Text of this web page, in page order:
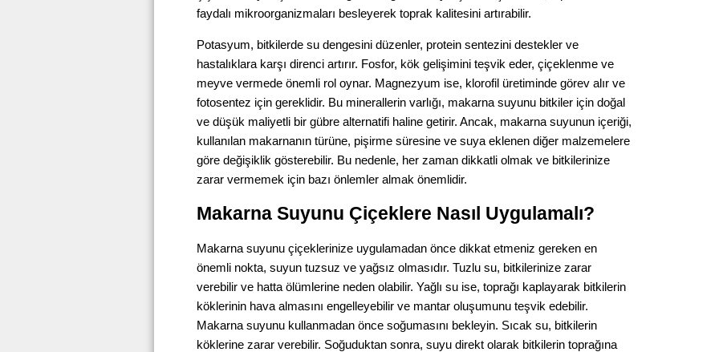
faydalı mikroorganizmaları besleyerek toprak kalitesini artırabilir.
Potasyum, bitkilerde su dengesini düzenler, protein sentezini destekler ve
hastalıklara karşı direnci artırır. Fosfor, kök gelişimini teşvik eder, çiçeklenme ve
meyve vermede önemli rol oynar. Magnezyum ise, klorofil üretiminde görev alır ve
fotosentez için gereklidir. Bu minerallerin varlığı, makarna suyunu bitkiler için doğal
ve düşük maliyetli bir gübre alternatifi haline getirir. Ancak, makarna suyunun içeriği,
kullanılan makarnanın türüne, pişirme süresine ve suya eklenen diğer malzemelere
göre değişiklik gösterebilir. Bu nedenle, her zaman dikkatli olmak ve bitkilerinize
zarar vermemek için bazı önlemler almak önemlidir.
Makarna Suyunu Çiçeklere Nasıl Uygulamalı?
Makarna suyunu çiçeklerinize uygulamadan önce dikkat etmeniz gereken en
önemli nokta, suyun tuzsuz ve yağsız olmasıdır. Tuzlu su, bitkilerinize zarar
verebilir ve hatta ölümlerine neden olabilir. Yağlı su ise, toprağı kaplayarak bitkilerin
köklerinin hava almasını engelleyebilir ve mantar oluşumunu teşvik edebilir.
Makarna suyunu kullanmadan önce soğumasını bekleyin. Sıcak su, bitkilerin
köklerine zarar verebilir. Soğuduktan sonra, suyu direkt olarak bitkilerin toprağına